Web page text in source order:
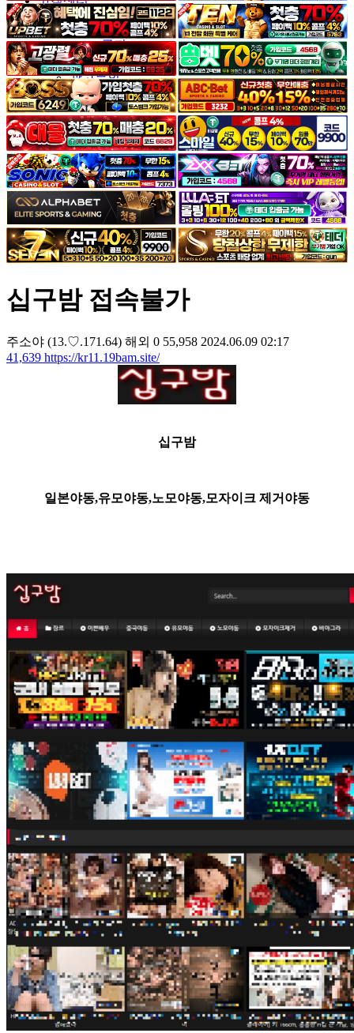
공지&이벤트
공지
1:1문의
광고문의
십구밤 접속불가
주소야 (13.♡.171.64) 해외 0 55,958 2024.06.09 02:17
41,639 https://kr11.19bam.site/
십구밤
일본야동,유모야동,노모야동,모자이크 제거야동